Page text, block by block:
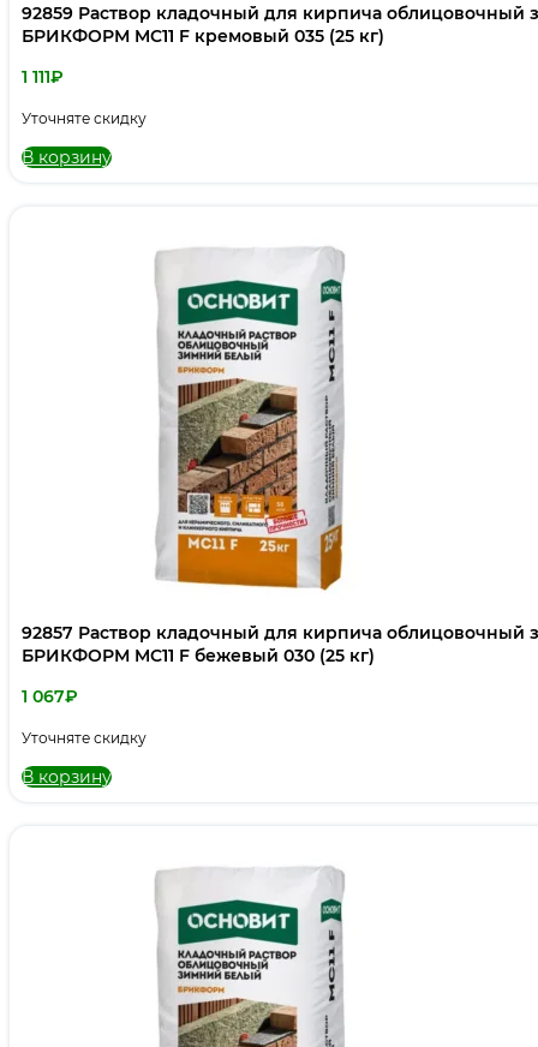
92859 Раствор кладочный для кирпича
БРИКФОРМ MC11 F кремовый 035 (25 кг)
1 111₽
Уточняте скидку
В корзину
92857 Раствор кладочный для кирпича
БРИКФОРМ MC11 F бежевый 030 (25 кг)
1 067₽
Уточняте скидку
В корзину